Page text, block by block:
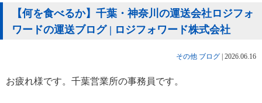
【何を食べるか】千葉・神奈川の運送会社ロジフォ
ワードの運送ブログ | ロジフォワード株式会社
その他 ブログ 2026.06.16
お疲れ様です。千葉営業所の事務員です。